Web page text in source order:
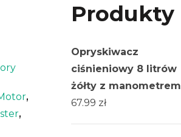
,
,
Produkty
Opryskiwacz
ciśnieniowy 8 litrów
żółty z manometrem
67.99 zł